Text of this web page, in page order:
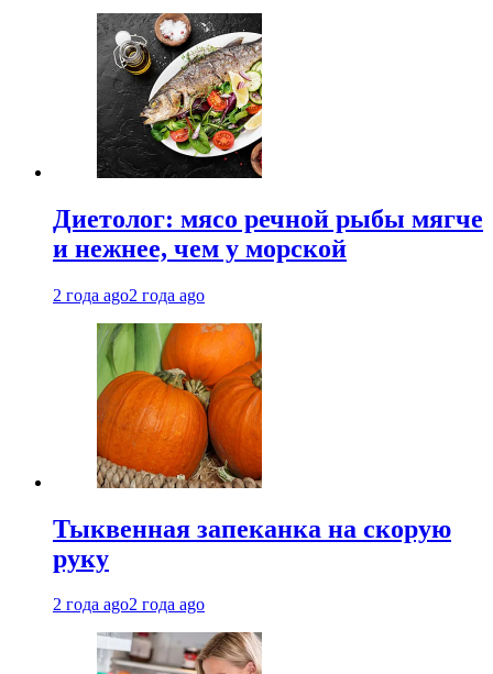
Диетолог: мясо речной рыбы мягче
и нежнее, чем у морской
2 года ago2 года ago
Тыквенная запеканка на скорую
руку
2 года ago2 года ago